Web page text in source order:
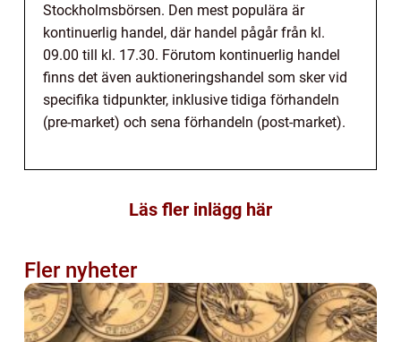
Stockholmsbörsen. Den mest populära är
kontinuerlig handel, där handel pågår från kl.
09.00 till kl. 17.30. Förutom kontinuerlig handel
finns det även auktioneringshandel som sker vid
specifika tidpunkter, inklusive tidiga förhandeln
(pre-market) och sena förhandeln (post-market).
Läs fler inlägg här
Fler nyheter